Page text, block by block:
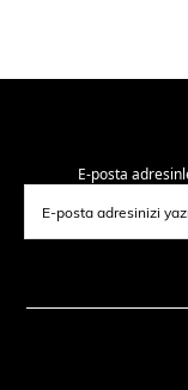
E-posta